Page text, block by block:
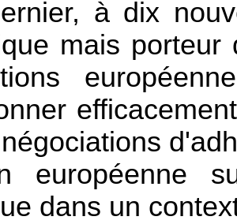
à dix
mais
européenne
dans un